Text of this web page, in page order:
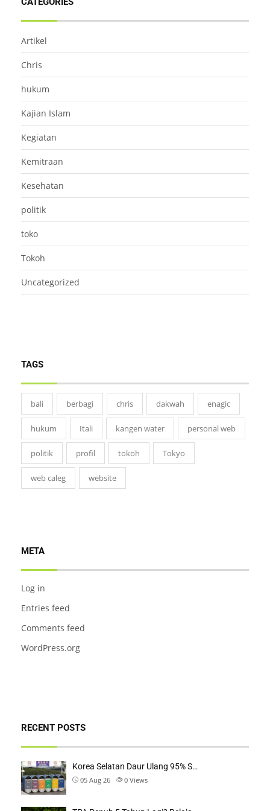
Artikel
Chris
hukum
Kajian Islam
Kegiatan
Kemitraan
Kesehatan
politik
toko
Tokoh
Uncategorized
TAGS
bali berbagi chris dakwah enagic
hukum Itali kangen water personal web
politik profil tokoh Tokyo
web caleg website
META
Log in
Entries feed
Comments feed
WordPress.org
RECENT POSTS
Korea Selatan Daur Ulang 95% S…
05 Aug 26 0 Views